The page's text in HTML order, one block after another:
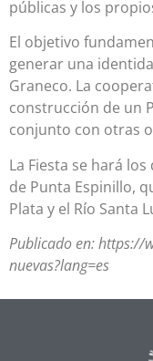
públicas y los
El objetivo
generar una
Graneco. La
construcción de un
conjunto con otras
La Fiesta se hará
de Punta Espinillo,
Plata y el Río Santa
Publicado en: https://
nuevas?lang=es